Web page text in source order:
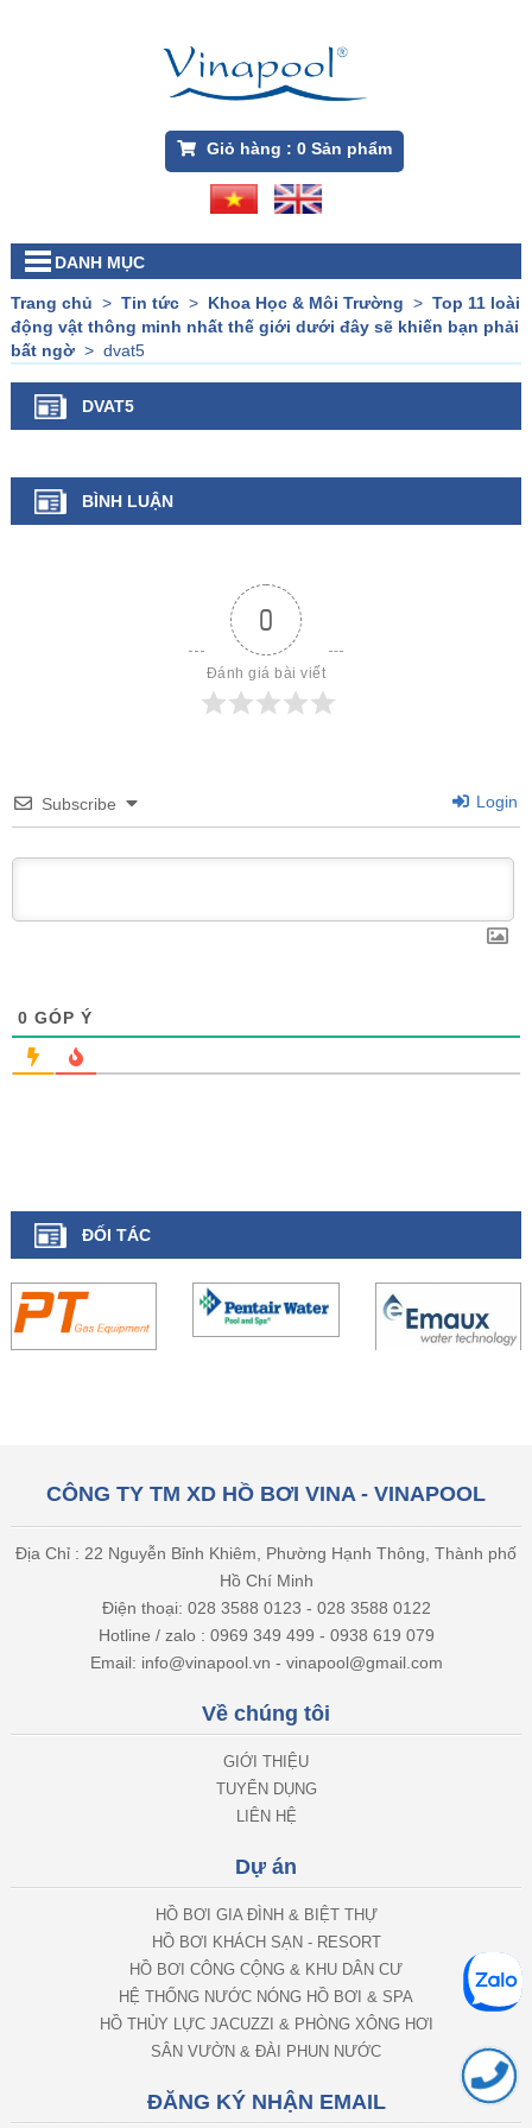
Giỏ hàng : 0Sản phẩm
DANH MỤC
Trang chủ > Tin tức> Khoa Học & Môi Trường > Top 11 loài
động vật thông minh nhất thế giới dưới đây sẽ khiến bạn phải
bất ngờ> dvat5
DVAT5
BÌNH LUẬN
0
Đánh giá bài viết
Subscribe Login
0 GÓP Ý
ĐỐI TÁC
CÔNG TY TM XD HỒ BƠI VINA - VINAPOOL
Địa Chỉ : 22 Nguyễn Bỉnh Khiêm, Phường Hạnh Thông, Thành phố
Hồ Chí Minh
Điện thoại: 028 3588 0123 - 028 3588 0122
Hotline / zalo : 0969 349 499 - 0938 619 079
Email: info@vinapool.vn - vinapool@gmail.com
Về chúng tôi
GIỚI THIỆU
TUYỂN DỤNG
LIÊN HỆ
Dự án
HỒ BƠI GIA ĐÌNH & BIỆT THỰ
HỒ BƠI KHÁCH SẠN - RESORT
HỒ BƠI CÔNG CỘNG & KHU DÂN CƯ
HỆ THỐNG NƯỚC NÓNG HỒ BƠI & SPA
HỒ THỦY LỰC JACUZZI & PHÒNG XÔNG HƠI
SÂN VƯỜN & ĐÀI PHUN NƯỚC
ĐĂNG KÝ NHẬN EMAIL